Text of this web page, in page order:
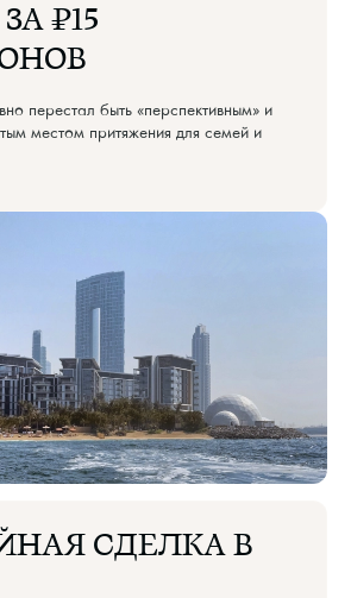
₽15
перестал быть «перспективным» и
местом притяжения для семей и
СДЕЛКА В